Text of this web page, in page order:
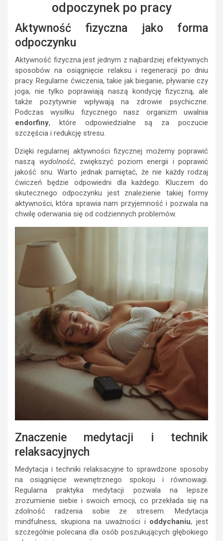
odpoczynek po pracy
Aktywność fizyczna jako forma
odpoczynku
Aktywność fizyczna jest jednym z najbardziej efektywnych
sposobów na osiągnięcie relaksu i regeneracji po dniu
pracy. Regularne ćwiczenia, takie jak bieganie, pływanie czy
joga, nie tylko poprawiają naszą kondycję fizyczną, ale
także pozytywnie wpływają na zdrowie psychiczne.
Podczas wysiłku fizycznego nasz organizm uwalnia
endorfiny, które odpowiedzialne są za poczucie
szczęścia i redukcję stresu.
Dzięki regularnej aktywności fizycznej możemy poprawić
naszą wydolność, zwiększyć poziom energii i poprawić
jakość snu. Warto jednak pamiętać, że nie każdy rodzaj
ćwiczeń będzie odpowiedni dla każdego. Kluczem do
skutecznego odpoczynku jest znalezienie takiej formy
aktywności, która sprawia nam przyjemność i pozwala na
chwilę oderwania się od codziennych problemów.
Znaczenie medytacji i technik
relaksacyjnych
Medytacja i techniki relaksacyjne to sprawdzone sposoby
na osiągnięcie wewnętrznego spokoju i równowagi.
Regularna praktyka medytacji pozwala na lepsze
zrozumienie siebie i swoich emocji, co przekłada się na
zdolność radzenia sobie ze stresem. Medytacja
mindfulness, skupiona na uważności i oddychaniu, jest
szczególnie polecana dla osób poszukujących głębokiego